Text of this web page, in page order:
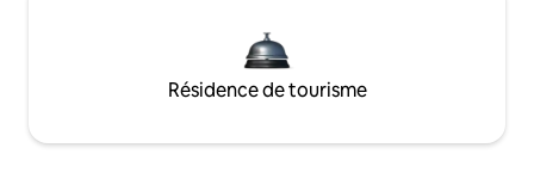
Résidence de tourisme